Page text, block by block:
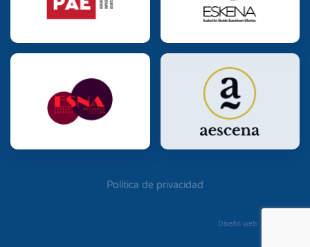
Política de privacidad
Diseño web: Diego Seixo